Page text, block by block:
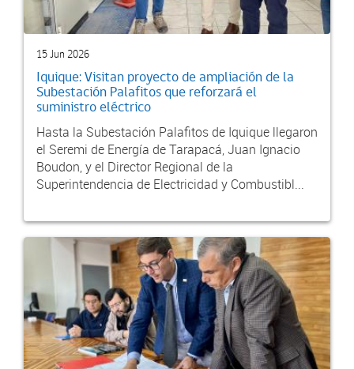
15 Jun 2026
Iquique: Visitan proyecto de ampliación de la
Subestación Palafitos que reforzará el
suministro eléctrico
Hasta la Subestación Palafitos de Iquique llegaron
el Seremi de Energía de Tarapacá, Juan Ignacio
Boudon, y el Director Regional de la
Superintendencia de Electricidad y Combustibl...